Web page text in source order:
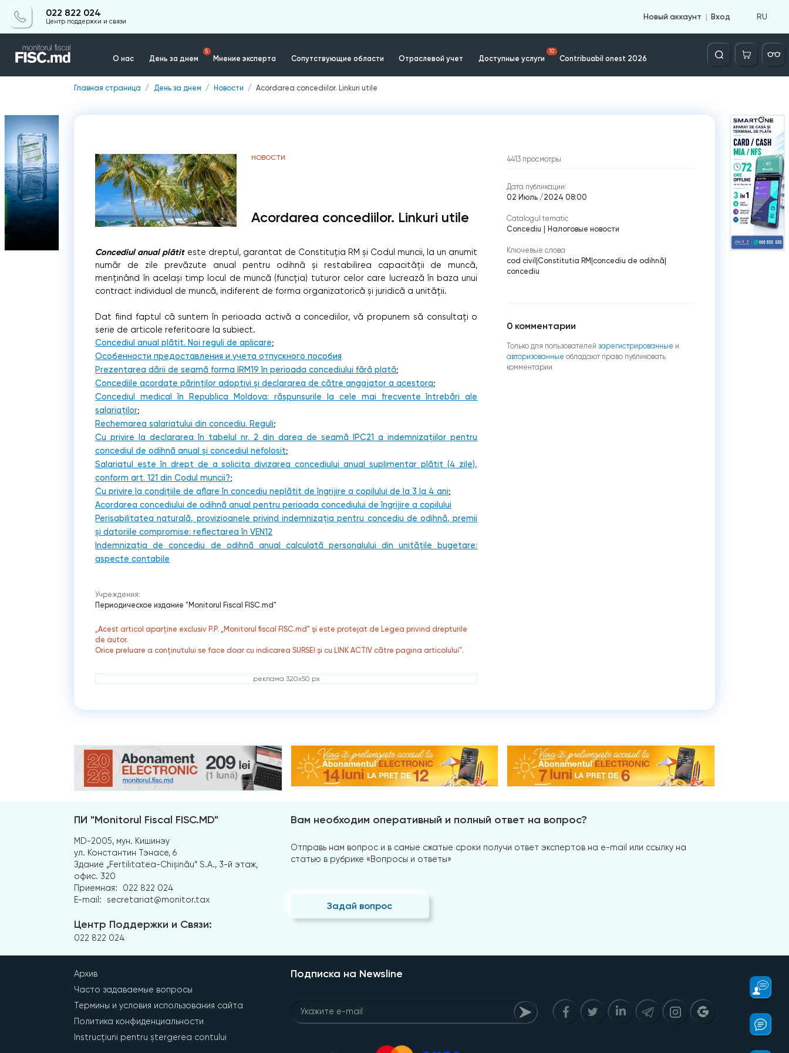
022 822 024
Центр поддержки и связи
Новый аккаунт Вход RU
О нас День за днем
5
Мнение эксперта Сопутствующие области Отраслевой учет Доступные услуги
10
Contribuabil onest 2026
Căutare
Главная страница День за днем Новости Acordarea concediilor. Linkuri utile
НОВОСТИ
Acordarea concediilor. Linkuri utile
Concediul anual plătiteste dreptul, garantat de Constituția RM și Codul muncii, la un anumit
număr de zile prevăzute anual pentru odihnă și restabilirea capacității de muncă,
menținând în același timp locul de muncă (funcția) tuturor celor care lucrează în baza unui
contract individual de muncă, indiferent de forma organizatorică și juridică a unității.
Dat fiind faptul că suntem în perioada activă a concediilor, vă propunem să consultați o
serie de articole referitoare la subiect.
Concediul anual plătit. Noi reguli de aplicare;
Особенности предоставления и учета отпускного пособия
Prezentarea dării de seamă forma IRM19 în perioada concediului fără plată;
Concediile acordate părinților adoptivi și declararea de către angajator a acestora;
Concediul medical în Republica Moldova: răspunsurile la cele mai frecvente întrebări ale
salariaților;
Rechemarea salariatului din concediu. Reguli;
Cu privire la declararea în tabelul nr. 2 din darea de seamă IPC21 a indemnizațiilor pentru
concediul de odihnă anual și concediul nefolosit;
Salariatul este în drept de a solicita divizarea concediului anual suplimentar plătit (4 zile),
conform art. 121 din Codul muncii?;
Cu privire la condițiile de aflare în concediu neplătit de îngrijire a copilului de la 3 la 4 ani;
Acordarea concediului de odihnă anual pentru perioada concediului de îngrijire a copilului
Perisabilitatea naturală, provizioanele privind indemnizația pentru concediu de odihnă, premii
și datoriile compromise: reflectarea în VEN12
Indemnizația de concediu de odihnă anual calculată personalului din unitățile bugetare:
aspecte contabile
Учреждения:
Периодическое издание "Monitorul Fiscal FISC.md"
„Acest articol aparține exclusiv P.P. „Monitorul fiscal FISC.md” și este protejat de Legea privind drepturile
de autor.
Orice preluare a conținutului se face doar cu indicarea SURSEI și cu LINK ACTIV către pagina articolului”.
реклама 320x50 px
4413 просмотры
Дата публикации:
02 Июль /2024 08:00
Catalogul tematic
Concediu
Налоговые новости
Ключевые слова
cod civil Constitutia RM concediu de odihnă
concediu
0 комментарии
Только для пользователей зарегистрированные и
авторизованные обладают право публиковать
комментарии
ПИ "Monitorul Fiscal FISC.MD"
MD-2005, мун. Кишинэу
ул. Константин Тэнасе, 6
Здание „Fertilitatea-Chișinău” S.A., 3-й этаж,
офис. 320
Приемная:
022 822 024
E-mail:
secretariat@monitor.tax
Центр Поддержки и Связи:
022 822 024
Вам необходим оперативный и полный ответ на вопрос?
Отправь нам вопрос и в самые сжатые сроки получи ответ экспертов на e-mail или ссылку на
статью в рубрике «Вопросы и ответы»
Задай вопрос
Архив
Часто задаваемые вопросы
Термины и условия использования сайта
Политика конфиденциальности
Instrucțiuni pentru ștergerea contului
Подписка на Newsline